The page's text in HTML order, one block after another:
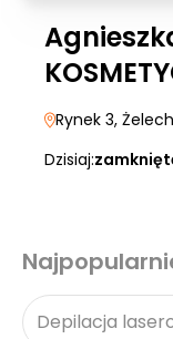
Rynek 3,
Dzisiaj:
Depilacja